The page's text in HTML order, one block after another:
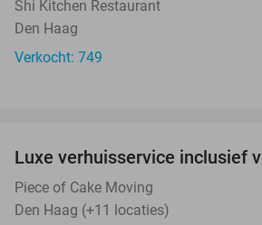
Shi Kitchen Restaurant
Den Haag
Verkocht: 749
Luxe verhuisservice inclusief
Piece of Cake Moving
Den Haag (+11 locaties)